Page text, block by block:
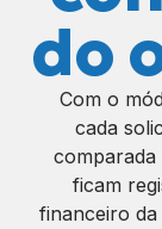
do
Com o
cada
ficam
financeiro